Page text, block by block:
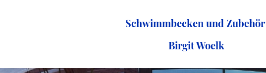
Schwimmbecken und Zubehör
Birgit Woelk